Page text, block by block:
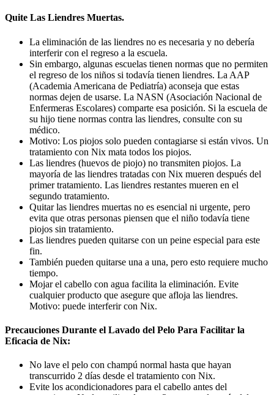
Quite Las Liendres Muertas.
La eliminación de las liendres no es necesaria y no debería
interferir con el regreso a la escuela.
Sin embargo, algunas escuelas tienen normas que no permiten
el regreso de los niños si todavía tienen liendres. La AAP
(Academia Americana de Pediatría) aconseja que estas
normas dejen de usarse. La NASN (Asociación Nacional de
Enfermeras Escolares) comparte esa posición. Si la escuela de
su hijo tiene normas contra las liendres, consulte con su
médico.
Motivo: Los piojos solo pueden contagiarse si están vivos. Un
tratamiento con Nix mata todos los piojos.
Las liendres (huevos de piojo) no transmiten piojos. La
mayoría de las liendres tratadas con Nix mueren después del
primer tratamiento. Las liendres restantes mueren en el
segundo tratamiento.
Quitar las liendres muertas no es esencial ni urgente, pero
evita que otras personas piensen que el niño todavía tiene
piojos sin tratamiento.
Las liendres pueden quitarse con un peine especial para este
fin.
También pueden quitarse una a una, pero esto requiere mucho
tiempo.
Mojar el cabello con agua facilita la eliminación. Evite
cualquier producto que asegure que afloja las liendres.
Motivo: puede interferir con Nix.
Precauciones Durante el Lavado del Pelo Para Facilitar la
Eficacia de Nix:
No lave el pelo con champú normal hasta que hayan
transcurrido 2 días desde el tratamiento con Nix.
Evite los acondicionadores para el cabello antes del